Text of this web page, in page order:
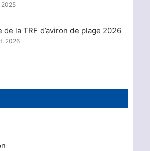
2025
de la TRF d’aviron de plage 2026
2026